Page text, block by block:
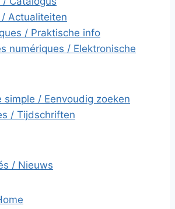
Actualiteiten
/ Praktische info
numériques / Elektronische
simple / Eenvoudig zoeken
/ Tijdschriften
/ Nieuws